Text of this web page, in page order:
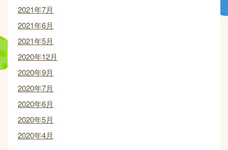
2021年7月
2021年6月
2021年5月
2020年12月
2020年9月
2020年7月
2020年6月
2020年5月
2020年4月